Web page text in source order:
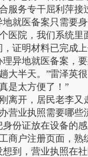
服务专干屈利萍接
地就医备案只需要
医院，我们系统里
证明材料已完成上
理异地就医备案，
大半天。”雷泽英
是太方便了！”
离开，居民老李又
营业执照需要哪些
身份证放在设备的
商户注册页面，熟
想到，营业执照在